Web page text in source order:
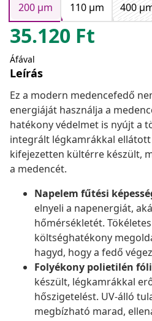
200 μm
110 μm 400
35.120 Ft
Áfával
Leírás
Ez a modern medencefedő
energiáját használja a
hatékony védelmet is nyújt a
integrált légkamrákkal
kifejezetten kültérre készült,
a medencét.
Napelem fűtési
elnyeli a napenergiát,
hőmérsékletét.
költséghatékony
hagyd, hogy a fedő
Folyékony polietilén
készült, légkamrákkal
hőszigetelést. UV-álló
megbízható marad,